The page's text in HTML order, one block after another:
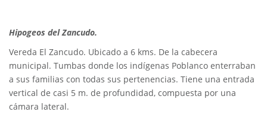
Hipogeos del Zancudo.
Vereda El Zancudo. Ubicado a 6 kms. De la cabecera
municipal. Tumbas donde los indígenas Poblanco enterraban
a sus familias con todas sus pertenencias. Tiene una entrada
vertical de casi 5 m. de profundidad, compuesta por una
cámara lateral.